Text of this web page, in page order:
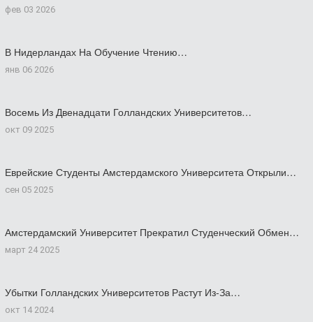
фев 03 2026
В Нидерландах На Обучение Чтению…
янв 06 2026
Восемь Из Двенадцати Голландских Университетов…
окт 09 2025
Еврейские Студенты Амстердамского Университета Открыли…
сен 05 2025
Амстердамский Университет Прекратил Студенческий Обмен…
март 24 2025
Убытки Голландских Университетов Растут Из-За…
окт 14 2024